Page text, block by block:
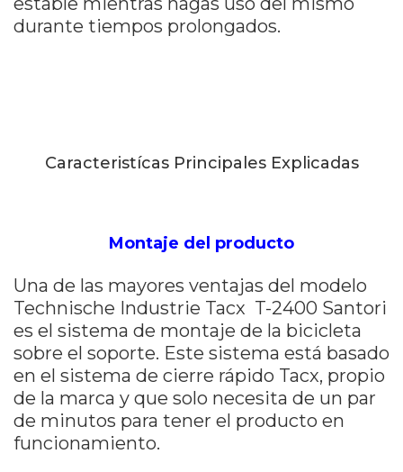
durante tiempos prolongados.
Caracteristícas Principales Explicadas
Montaje del producto
Una de las mayores ventajas del modelo
Technische Industrie Tacx T-2400 Santori
es el sistema de montaje de la bicicleta
sobre el soporte. Este sistema está basado
en el sistema de cierre rápido Tacx, propio
de la marca y que solo necesita de un par
de minutos para tener el producto en
funcionamiento.